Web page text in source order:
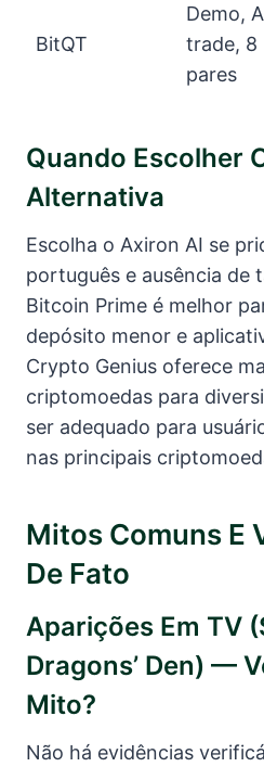
BitQT
Demo,
trade, 8
pares
Quando Escolher
Alternativa
Escolha o Axiron AI se
português e ausência de
Bitcoin Prime é melhor
depósito menor e
Crypto Genius oferece
criptomoedas para
ser adequado para
nas principais
Mitos Comuns E
De Fato
Aparições Em TV
Dragons’ Den) —
Mito?
Não há evidências